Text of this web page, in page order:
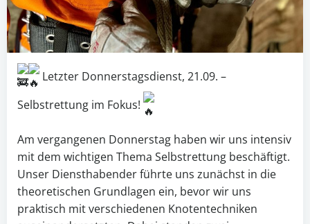
Letzter Donnerstagsdienst, 21.09. –
Selbstrettung im Fokus!
Am vergangenen Donnerstag haben wir uns intensiv
mit dem wichtigen Thema Selbstrettung beschäftigt.
Unser Diensthabender führte uns zunächst in die
theoretischen Grundlagen ein, bevor wir uns
praktisch mit verschiedenen Knotentechniken